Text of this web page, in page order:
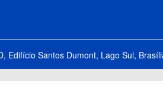
Edifício Santos Dumont, Lago Sul,